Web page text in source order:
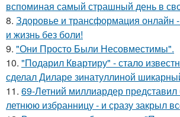
вспоминая самый страшный день в
8. Здоровье и трансформация онлайн
и жизнь без боли!
9. "Они Просто Были Несовместимы".
10. "Подарил Квартиру" - стало
сделал Диларе зинатуллиной
11. 69-Летний миллиардер
летнюю избранницу - и сразу закрыл